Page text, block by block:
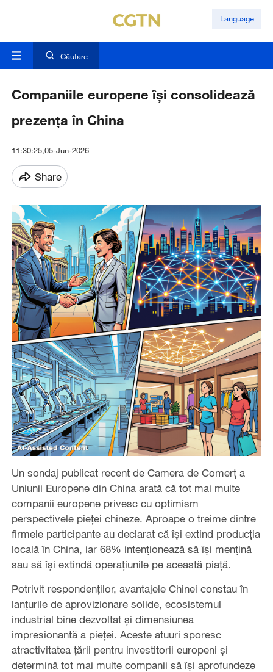
Language
Căutare
Companiile europene își consolidează
prezența în China
11:30:25,05-Jun-2026
Share
Un sondaj publicat recent de Camera de Comerț a
Uniunii Europene din China arată că tot mai multe
companii europene privesc cu optimism
perspectivele pieței chineze. Aproape o treime dintre
firmele participante au declarat că își extind producția
locală în China, iar 68% intenționează să își mențină
sau să își extindă operațiunile pe această piață.
Potrivit respondenților, avantajele Chinei constau în
lanțurile de aprovizionare solide, ecosistemul
industrial bine dezvoltat și dimensiunea
impresionantă a pieței. Aceste atuuri sporesc
atractivitatea țării pentru investitorii europeni și
determină tot mai multe companii să își aprofundeze